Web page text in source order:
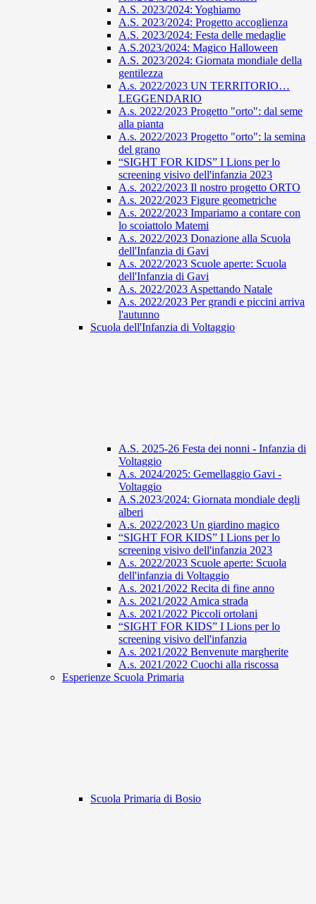
A.S. 2023/2024: Yoghiamo
A.S. 2023/2024: Progetto accoglienza
A.S. 2023/2024: Festa delle medaglie
A.S.2023/2024: Magico Halloween
A.S. 2023/2024: Giornata mondiale della
gentilezza
A.s. 2022/2023 UN TERRITORIO…
LEGGENDARIO
A.s. 2022/2023 Progetto "orto": dal seme
alla pianta
A.s. 2022/2023 Progetto "orto": la semina
del grano
“SIGHT FOR KIDS” I Lions per lo
screening visivo dell'infanzia 2023
A.s. 2022/2023 Il nostro progetto ORTO
A.s. 2022/2023 Figure geometriche
A.s. 2022/2023 Impariamo a contare con
lo scoiattolo Matemi
A.s. 2022/2023 Donazione alla Scuola
dell'Infanzia di Gavi
A.s. 2022/2023 Scuole aperte: Scuola
dell'Infanzia di Gavi
A.s. 2022/2023 Aspettando Natale
A.s. 2022/2023 Per grandi e piccini arriva
l'autunno
Scuola dell'Infanzia di Voltaggio
A.S. 2025-26 Festa dei nonni - Infanzia di
Voltaggio
A.s. 2024/2025: Gemellaggio Gavi -
Voltaggio
A.S.2023/2024: Giornata mondiale degli
alberi
A.s. 2022/2023 Un giardino magico
“SIGHT FOR KIDS” I Lions per lo
screening visivo dell'infanzia 2023
A.s. 2022/2023 Scuole aperte: Scuola
dell'infanzia di Voltaggio
A.s. 2021/2022 Recita di fine anno
A.s. 2021/2022 Amica strada
A.s. 2021/2022 Piccoli ortolani
“SIGHT FOR KIDS” I Lions per lo
screening visivo dell'infanzia
A.s. 2021/2022 Benvenute margherite
A.s. 2021/2022 Cuochi alla riscossa
Esperienze Scuola Primaria
Scuola Primaria di Bosio